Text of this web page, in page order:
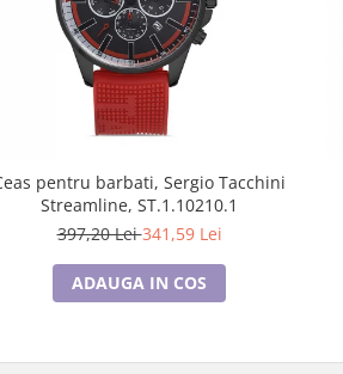
pentru barbati, Sergio Tacchini
Streamline, ST.1.10210.1
397,20 Lei341,59 Lei
ADAUGA IN COS